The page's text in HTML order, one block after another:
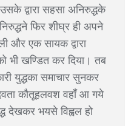
द्वारा सहसा अनिरुद्धके
फिर शीघ्र ही अपने
और एक सायक द्वारा
भी खण्डित कर दिया। तब
युद्धका समाचार सुनकर
कौतूहलवश वहाँ आ गये
देखकर भयसे विह्वल हो